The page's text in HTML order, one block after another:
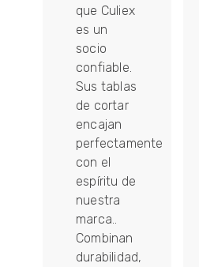
que Culiex
es un
socio
confiable.
Sus tablas
de cortar
encajan
perfectamente
con el
espíritu de
nuestra
marca..
Combinan
durabilidad,